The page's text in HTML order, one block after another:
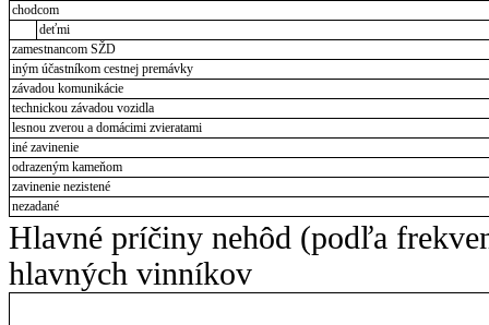
chodcom
deťmi
zamestnancom SŽD
iným účastníkom cestnej premávky
závadou komunikácie
technickou závadou vozidla
lesnou zverou a domácimi zvieratami
iné zavinenie
odrazeným kameňom
zavinenie nezistené
nezadané
Hlavné príčiny nehôd (podľa
hlavných vinníkov